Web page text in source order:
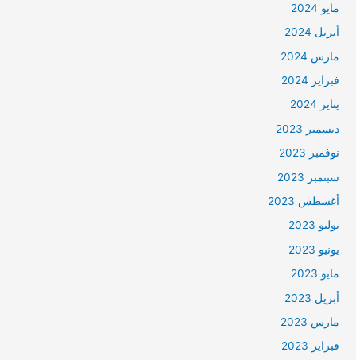
مايو 2024
أبريل 2024
مارس 2024
فبراير 2024
يناير 2024
ديسمبر 2023
نوفمبر 2023
سبتمبر 2023
أغسطس 2023
يوليو 2023
يونيو 2023
مايو 2023
أبريل 2023
مارس 2023
فبراير 2023